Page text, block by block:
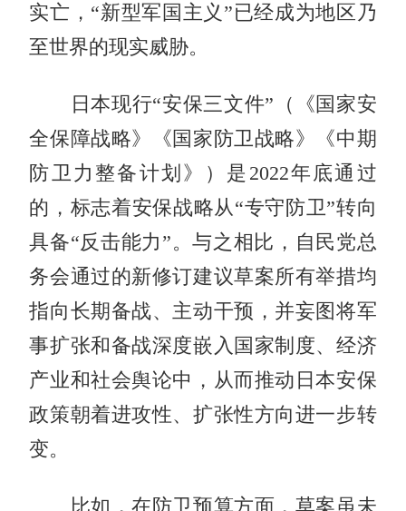
实亡，“新型军国主义”已经成为地区乃
至世界的现实威胁。
日本现行“安保三文件”（《国家安
全保障战略》《国家防卫战略》《中期
防卫力整备计划》）是2022年底通过
的，标志着安保战略从“专守防卫”转向
具备“反击能力”。与之相比，自民党总
务会通过的新修订建议草案所有举措均
指向长期备战、主动干预，并妄图将军
事扩张和备战深度嵌入国家制度、经济
产业和社会舆论中，从而推动日本安保
政策朝着进攻性、扩张性方向进一步转
变。
比如，在防卫预算方面，草案虽未